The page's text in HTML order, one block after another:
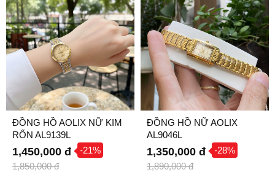
ĐỒNG HỒ AOLIX NỮ KIM
RỐN AL9139L
1,450,000 đ -21%
1,850,000 đ
ĐỒNG HỒ NỮ AOLIX
AL9046L
1,350,000 đ -28%
1,890,000 đ